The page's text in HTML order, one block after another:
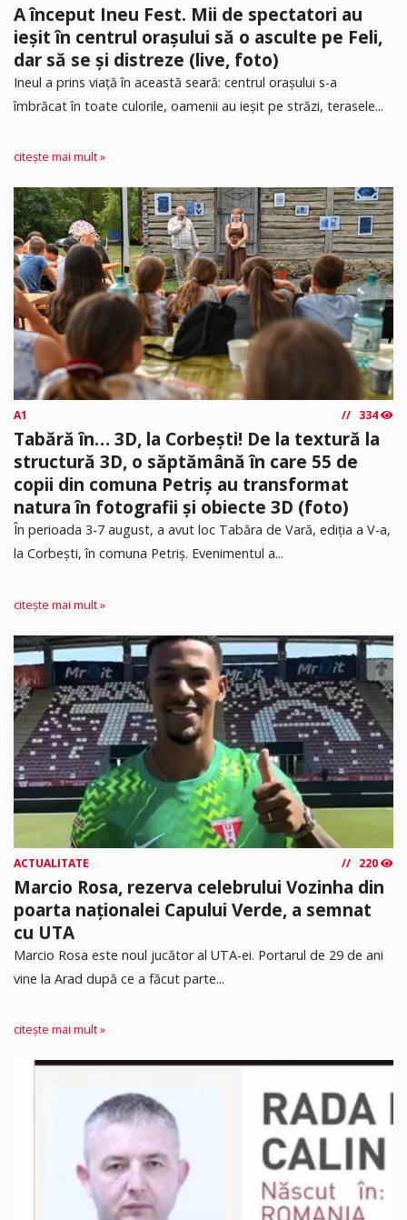
A început Ineu Fest. Mii de spectatori au
ieșit în centrul orașului să o asculte pe Feli,
dar să se și distreze (live, foto)
Ineul a prins viață în această seară: centrul orașului s-a
îmbrăcat în toate culorile, oamenii au ieșit pe străzi, terasele...
citește mai mult »
A1 334
Tabără în… 3D, la Corbești! De la textură la
structură 3D, o săptămână în care 55 de
copii din comuna Petriș au transformat
natura în fotografii și obiecte 3D (foto)
În perioada 3-7 august, a avut loc Tabăra de Vară, ediția a V-a,
la Corbești, în comuna Petriș. Evenimentul a...
citește mai mult »
ACTUALITATE 220
Marcio Rosa, rezerva celebrului Vozinha din
poarta naționalei Capului Verde, a semnat
cu UTA
Marcio Rosa este noul jucător al UTA-ei. Portarul de 29 de ani
vine la Arad după ce a făcut parte...
citește mai mult »